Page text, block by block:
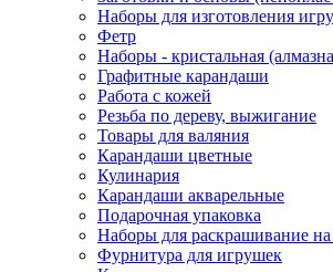
Наборы для изготовления
Фетр
Наборы - кристальная
Графитные карандаши
Работа с кожей
Резьба по дереву, выжигание
Товары для валяния
Карандаши цветные
Кулинария
Карандаши акварельные
Подарочная упаковка
Наборы для раскрашивание
Фурнитура для игрушек